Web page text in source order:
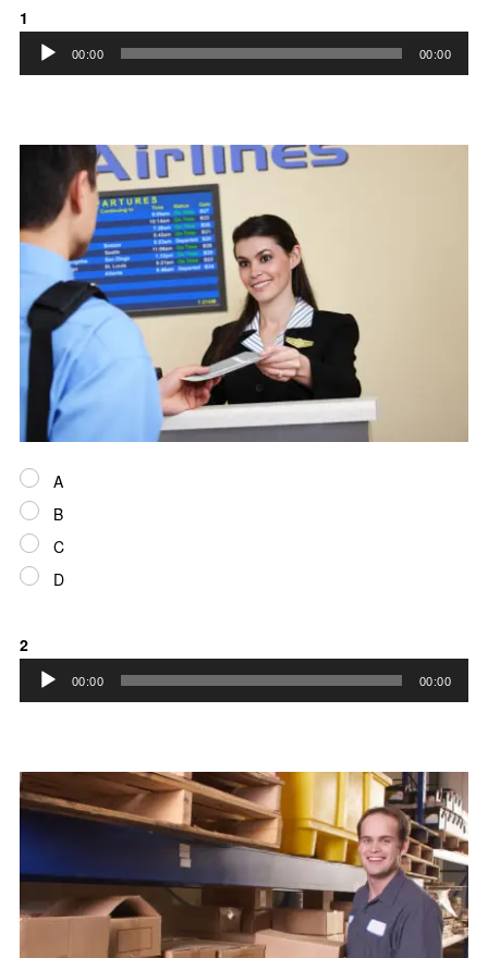
1
声
レ
ヤ
ー
00:00 00:00
A
B
C
D
2
声
レ
ー
ヤ
ー
00:00 00:00